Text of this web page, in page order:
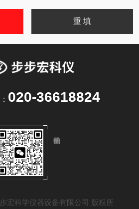
020-36618824
宏科学仪器设备有限公司 版权所